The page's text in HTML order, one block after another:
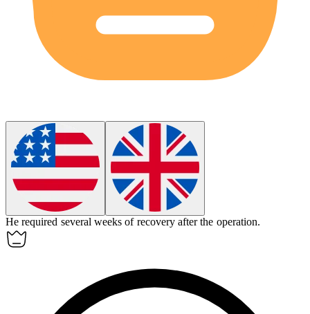
He required several weeks of recovery after the operation.